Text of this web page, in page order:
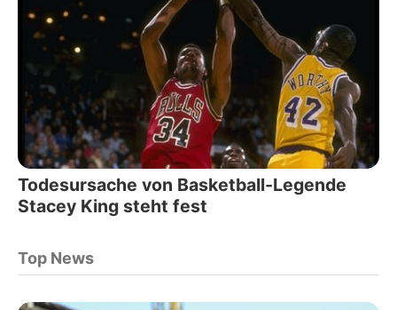
Todesursache von Basketball-Legende
Stacey King steht fest
Top News